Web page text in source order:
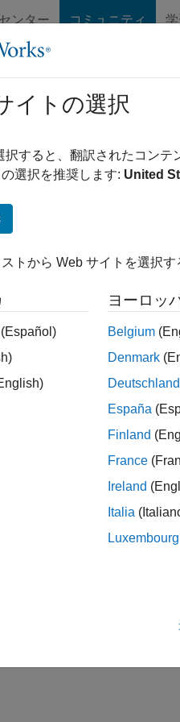
ンター コミュニティ
Cody
zafran khan
年からアクティブ
Followers:0Following:0
ッジ
イトの選択
択すると、翻訳されたコン
選択を推奨します: United
トから Web サイトを選択す
(Español)
ヨーロッ
Belgium
Denmark
Deutschland
España
Finland
France
Ireland
Italia
Luxembourg